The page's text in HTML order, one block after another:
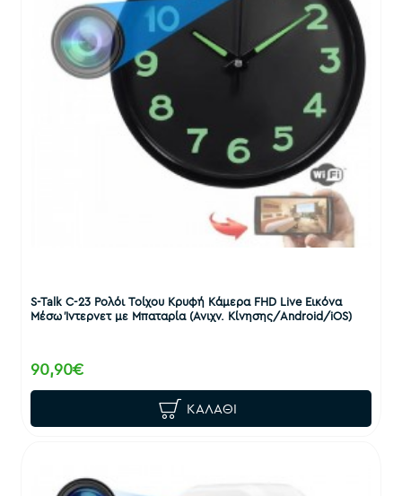
S-Talk C-23 Ρολόι Τοίχου Κρυφή Κάμερα FHD Live Εικόνα
Μέσω Ίντερνετ με Μπαταρία (Ανιχν. Κίνησης/Android/iOS)
90,90€
ΚΑΛΆΘΙ